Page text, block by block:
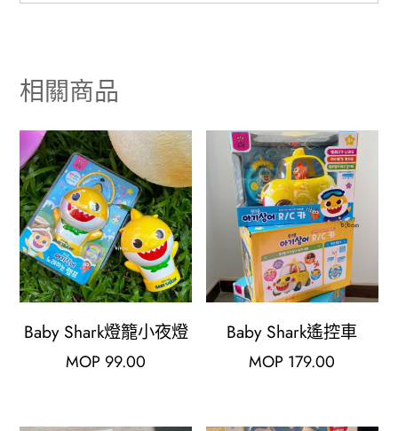
相關商品
Baby Shark燈籠小夜燈
MOP 99.00
Baby Shark遙控車
MOP 179.00